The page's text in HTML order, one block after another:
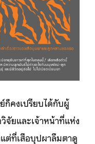
ก็คงเปรียบได้กับผู้
ยและเจ้าหน้าที่แห่ง
แต่ที่เสือบุปผาลืมตาดู